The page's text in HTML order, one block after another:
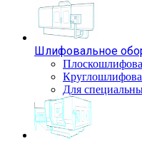
Шлифовальное
Для